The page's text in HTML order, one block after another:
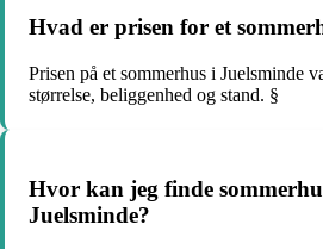
Hvad er prisen for et
Prisen på et sommerhus i Juelsminde
størrelse, beliggenhed og stand. §
Hvor kan jeg finde
Juelsminde?